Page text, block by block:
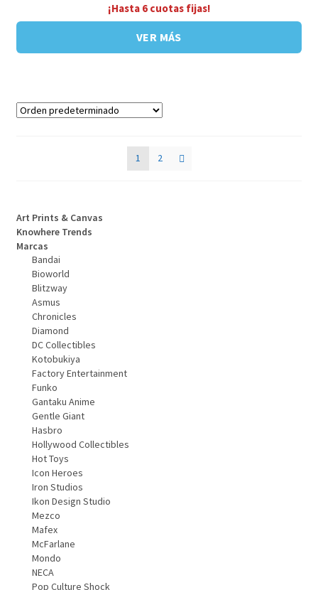
¡Hasta 6 cuotas fijas!
VER MÁS
1 2
Art Prints & Canvas
Knowhere Trends
Marcas
Bandai
Bioworld
Blitzway
Asmus
Chronicles
Diamond
DC Collectibles
Kotobukiya
Factory Entertainment
Funko
Gantaku Anime
Gentle Giant
Hasbro
Hollywood Collectibles
Hot Toys
Icon Heroes
Iron Studios
Ikon Design Studio
Mezco
Mafex
McFarlane
Mondo
NECA
Pop Culture Shock